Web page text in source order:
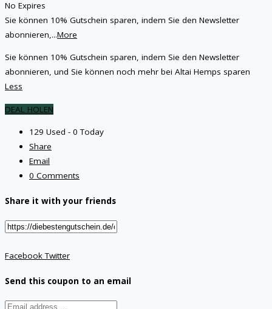
No Expires
Sie können 10% Gutschein sparen, indem Sie den Newsletter
abonnieren,...More
Sie können 10% Gutschein sparen, indem Sie den Newsletter
abonnieren, und Sie können noch mehr bei Altai Hemps sparen
Less
DEAL HOLEN
129 Used - 0 Today
Share
Email
0 Comments
Share it with your friends
FacebookTwitter
Send this coupon to an email